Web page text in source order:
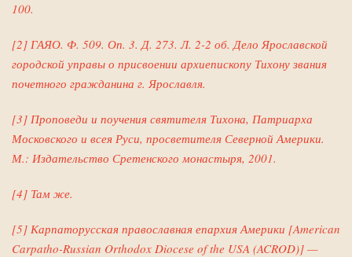
100.
[2] ГАЯО. Ф. 509. Оп. 3. Д. 273. Л. 2-2 об. Дело Ярославской
городской управы о присвоении архиепископу Тихону звания
почетного гражданина г. Ярославля.
[3] Проповеди и поучения святителя Тихона, Патриарха
Московского и всея Руси, просветителя Северной Америки.
М.: Издательство Сретенского монастыря, 2001.
[4] Там же.
[5] Карпаторусская православная епархия Америки [American
Carpatho-Russian Orthodox Diocese of the USA (ACROD)] —